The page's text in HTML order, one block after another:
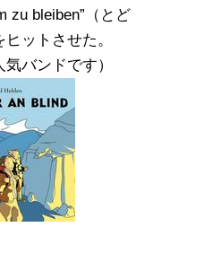
zu bleiben”（とど
ットさせた。
気バンドです）